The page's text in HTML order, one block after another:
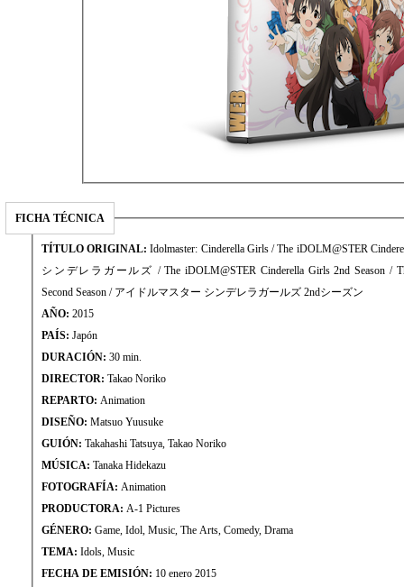
FICHA TÉCNICA
TÍTULO ORIGINAL: Idolmaster: Cinderella Girls / The iDOLM@STER
シンデレラガールズ / The iDOLM@STER Cinderella Girls 2nd Season /
Second Season / アイドルマスター シンデレラガールズ 2ndシーズン
AÑO: 2015
PAÍS: Japón
DURACIÓN: 30 min.
DIRECTOR: Takao Noriko
REPARTO: Animation
DISEÑO: Matsuo Yuusuke
GUIÓN: Takahashi Tatsuya, Takao Noriko
MÚSICA: Tanaka Hidekazu
FOTOGRAFÍA: Animation
PRODUCTORA: A-1 Pictures
GÉNERO: Game, Idol, Music, The Arts, Comedy, Drama
TEMA: Idols, Music
FECHA DE EMISIÓN: 10 enero 2015